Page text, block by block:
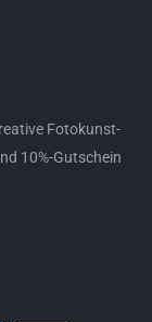
Fotokunst-
10%-Gutschein